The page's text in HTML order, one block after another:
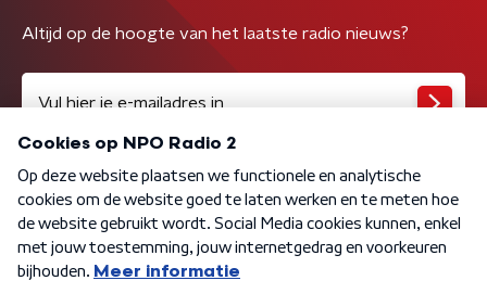
Altijd op de hoogte van het laatste radio nieuws?
Algemene voorwaarden